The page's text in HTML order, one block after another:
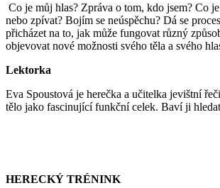
Co je můj hlas? Zpráva o tom, kdo jsem? Co
nebo zpívat? Bojím se neúspěchu? Dá se
přicházet na to, jak může fungovat různý
objevovat nové možnosti svého těla a svého
Lektorka
Eva Spoustová je herečka a učitelka jevištní
tělo jako fascinující funkční celek. Baví ji
HERECKÝ TRÉNINK